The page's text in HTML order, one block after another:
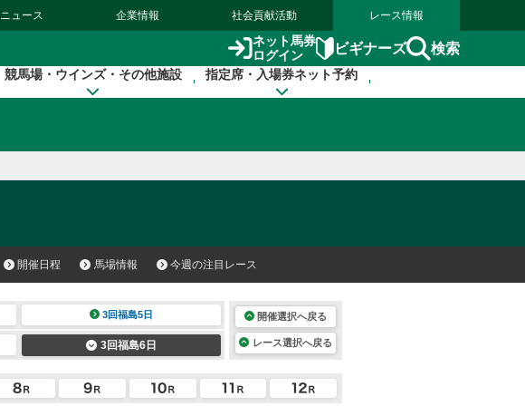
ニュース 企業情報 社会貢献活動 レース情報
ネット馬券
ログイン
ビギナーズ 検索
競馬場・ウインズ・その他施設 指定席・入場券ネット予約
開催日程 馬場情報 今週の注目レース
3回福島5日
3回福島6日
開催選択へ戻る
レース選択へ戻る